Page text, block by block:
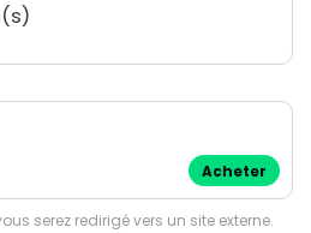
Acheter
serez redirigé vers un site externe.